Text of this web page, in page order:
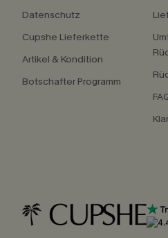
Datenschutz
Cupshe Lieferkette
Artikel & Kondition
Botschafter Programm